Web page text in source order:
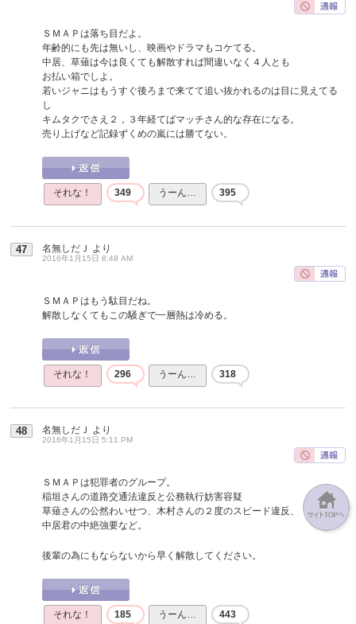
ＳＭＡＰは落ち目だよ。
年齢的にも先は無いし、映画やドラマもコケてる。
中居、草薙は今は良くても解散すれば間違いなく４人とも
お払い箱でしよ。
若いジャニはもうすぐ後ろまで来てて追い抜かれるのは目に見えてる
し
キムタクでさえ２，３年経てばマッチさん的な存在になる。
売り上げなど記録ずくめの嵐には勝てない。
それな！ 349 うーん… 395
47 名無しだＪ より
2016年1月15日 8:48 AM
ＳＭＡＰはもう駄目だね。
解散しなくてもこの騒ぎで一層熱は冷める。
それな！ 296 うーん… 318
48 名無しだＪ より
2016年1月15日 5:11 PM
ＳＭＡＰは犯罪者のグループ。
稲垣さんの道路交通法違反と公務執行妨害容疑
草薙さんの公然わいせつ、木村さんの２度のスピード違反、
中居君の中絶強要など。
後輩の為にもならないから早く解散してください。
それな！ 185 うーん… 443